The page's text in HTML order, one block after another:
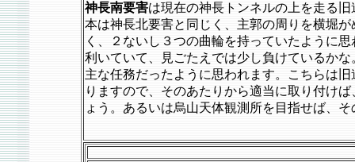
神長南要害は現在の神長トンネルの上を走る
本は神長北要害と同じく、主郭の周りを横堀
く、２ないし３つの曲輪を持っていたように
利いていて、見ごたえでは少し負けているか
主な任務だったように思われます。こちらは
りますので、そのあたりから適当に取り付け
ょう。あるいは烏山天体観測所を目指せば、